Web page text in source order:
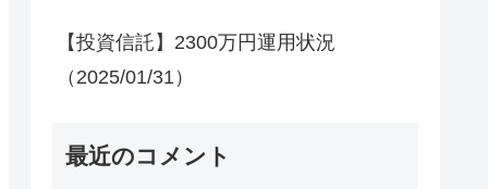
【投資信託】2300万円運用状況
（2025/01/31）
最近のコメント